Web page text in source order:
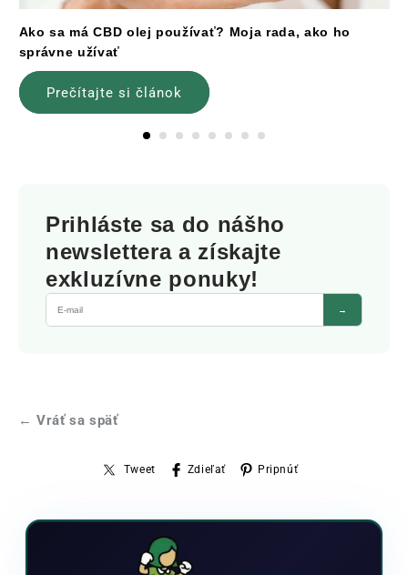
Ako sa má CBD olej používať? Moja rada, ako ho
správne užívať
Prečítajte si článok
Prihláste sa do nášho
newslettera a získajte
exkluzívne ponuky!
→
← Vráť sa späť
Tweet Zdieľať Pripnúť